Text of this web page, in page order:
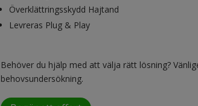
Överklättringsskydd Hajtand
Levreras Plug & Play
Behöver du hjälp med att välja rätt lösning?
behovsundersökning.